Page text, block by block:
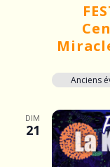
Anciens
DIM
21